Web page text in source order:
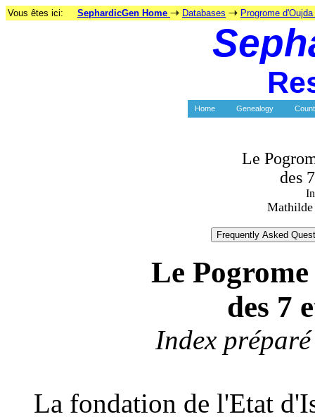
Vous êtes ici: SephardicGen Home Databases Progrome
Home Genealogy
Le
des
Mathilde
Le
des 7
Index
La fondation de l'Etat